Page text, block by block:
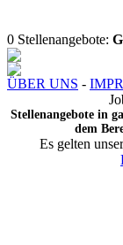
0 Stellenangebote:
ÜBER UNS -
Stellenangebote in
dem
Es gelten